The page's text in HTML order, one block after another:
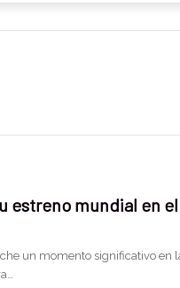
estreno mundial en el
un momento significativo en